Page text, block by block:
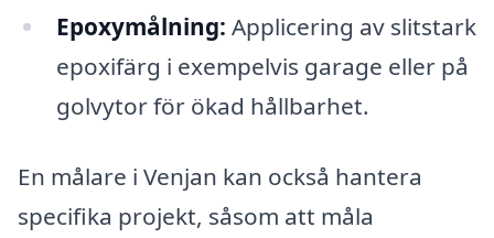
Epoxymålning: Applicering av slitstark
epoxifärg i exempelvis garage eller på
golvytor för ökad hållbarhet.
En målare i Venjan kan också hantera
specifika projekt, såsom att måla